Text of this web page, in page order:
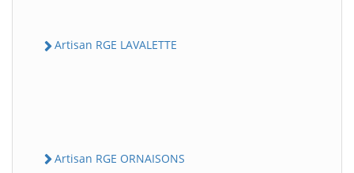
Artisan RGE LAVALETTE
Artisan RGE ORNAISONS